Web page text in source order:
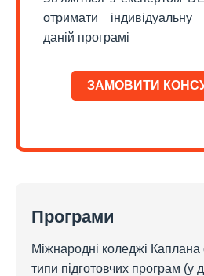
отримати індивідуальну
даній програмі
ЗАМОВИТИ
Програми
Міжнародні коледжі Каплана
типи підготовчих програм (у